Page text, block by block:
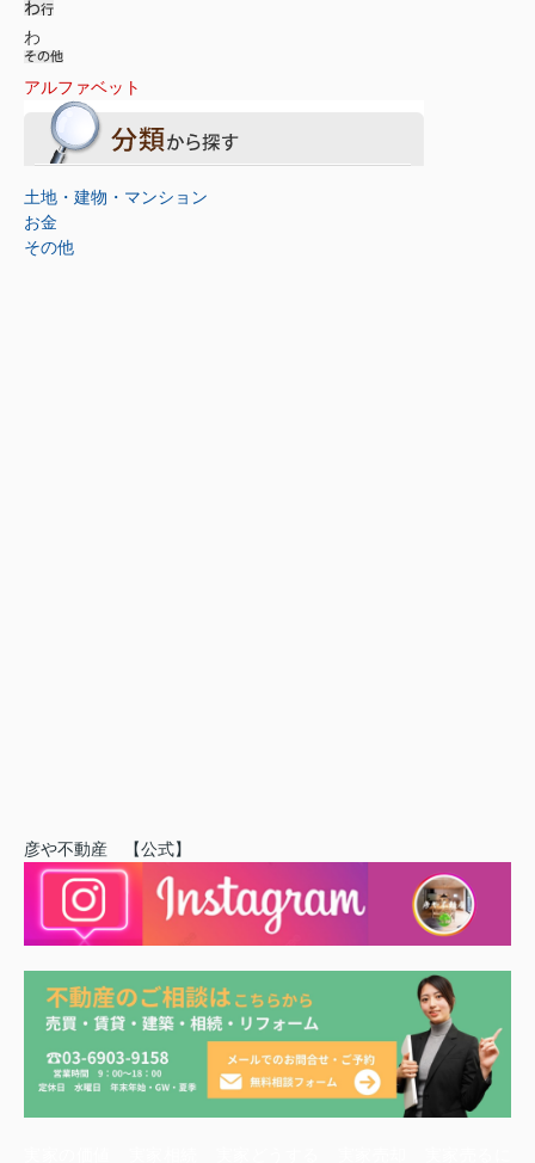
わ
アルファベット
土地・建物・マンション
お金
その他
彦や不動産 【公式】